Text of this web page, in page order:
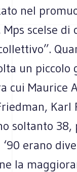
nel
Mps scelse
un
cui Maurice
soltanto
erano
la